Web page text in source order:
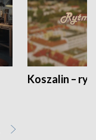
Koszalin –